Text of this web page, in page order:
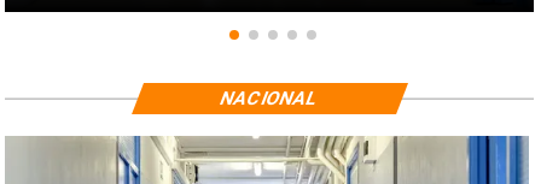
NACIONAL